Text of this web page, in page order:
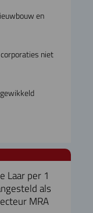
en
niet
Laar per 1
als
MRA